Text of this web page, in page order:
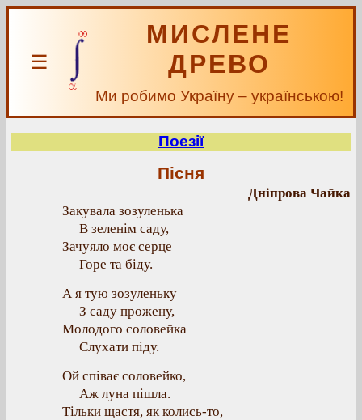
☰
МИСЛЕНЕ
ДРЕВО
Ми робимо Україну – українською!
Поезії
Пісня
Дніпрова Чайка
Закувала зозуленька
В зеленім саду,
Зачуяло моє серце
Горе та біду.
А я тую зозуленьку
З саду прожену,
Молодого соловейка
Слухати піду.
Ой співає соловейко,
Аж луна пішла.
Тільки щастя, як колись-то,